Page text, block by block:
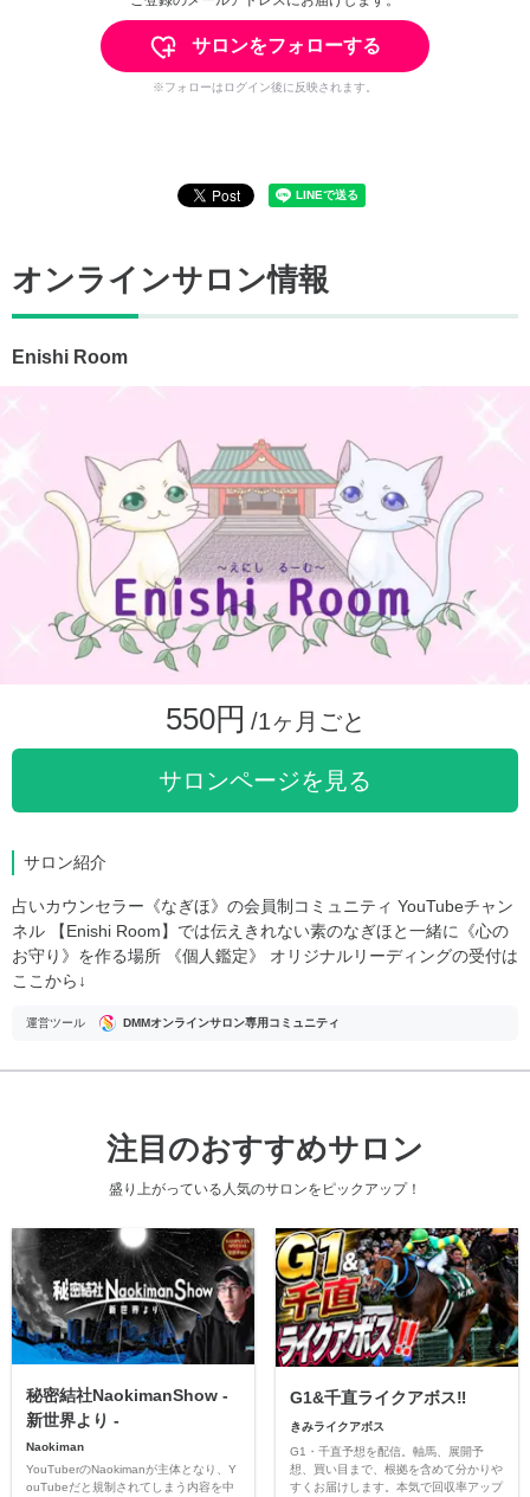
サロンをフォローする
※フォローはログイン後に反映されます。
オンラインサロン情報
Enishi Room
550円 /1ヶ月ごと
サロンページを見る
サロン紹介
占いカウンセラー《なぎほ》の会員制コミュニティ YouTubeチャン
ネル 【Enishi Room】では伝えきれない素のなぎほと一緒に《心の
お守り》を作る場所 《個人鑑定》 オリジナルリーディングの受付は
ここから↓
運営ツール DMMオンラインサロン専用コミュニティ
注目のおすすめサロン
盛り上がっている人気のサロンをピックアップ！
秘密結社NaokimanShow -
新世界より -
Naokiman
YouTuberのNaokimanが主体となり、Y
ouTubeだと規制されてしまう内容を中
G1&千直ライクアボス‼️
きみライクアボス
G1・千直予想を配信。軸馬、展開予
想、買い目まで、根拠を含めて分かりや
すくお届けします。本気で回収率アップ